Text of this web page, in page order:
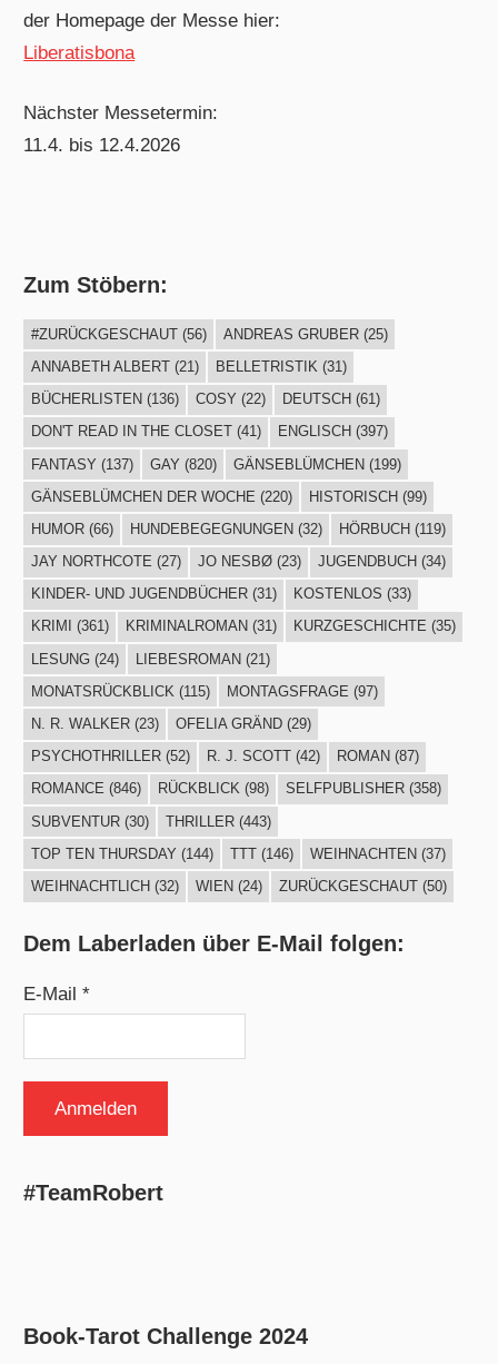
der Homepage der Messe hier:
Liberatisbona
Nächster Messetermin:
11.4. bis 12.4.2026
Zum Stöbern:
#ZURÜCKGESCHAUT(56) ANDREAS GRUBER(25)
ANNABETH ALBERT(21) BELLETRISTIK (31)
BÜCHERLISTEN (136) COSY (22) DEUTSCH (61)
DON'T READ IN THE CLOSET(41) ENGLISCH (397)
FANTASY (137) GAY (820) GÄNSEBLÜMCHEN(199)
GÄNSEBLÜMCHEN DER WOCHE (220) HISTORISCH(99)
HUMOR(66) HUNDEBEGEGNUNGEN (32) HÖRBUCH (119)
JAY NORTHCOTE (27) JO NESBØ(23) JUGENDBUCH (34)
KINDER- UND JUGENDBÜCHER(31) KOSTENLOS (33)
KRIMI
(361) KRIMINALROMAN (31) KURZGESCHICHTE (35)
LESUNG(24) LIEBESROMAN(21)
MONATSRÜCKBLICK (115) MONTAGSFRAGE (97)
N. R. WALKER(23) OFELIA GRÄND(29)
PSYCHOTHRILLER(52) R. J. SCOTT(42) ROMAN (87)
ROMANCE (846) RÜCKBLICK(98) SELFPUBLISHER(358)
SUBVENTUR(30) THRILLER(443)
TOP TEN THURSDAY (144) TTT(146) WEIHNACHTEN (37)
WEIHNACHTLICH (32) WIEN (24) ZURÜCKGESCHAUT(50)
Dem Laberladen über E-Mail folgen:
E-Mail *
#TeamRobert
Book-Tarot Challenge 2024